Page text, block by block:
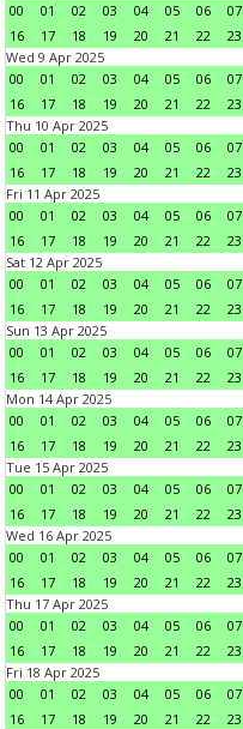
00
01 02 03 04 05 06 07
16
17 18 19 20 21 22
23
Wed 9 Apr 2025
00
01 02 03 04 05 06 07
16
17 18 19 20 21 22
23
Thu 10 Apr 2025
00
01 02 03 04 05 06 07
16
17 18 19 20 21 22
23
Fri 11 Apr 2025
00
01 02 03 04 05 06 07
16
17 18 19 20 21 22
23
Sat 12 Apr 2025
00
01 02 03 04 05 06 07
16
17 18 19 20 21 22
23
Sun 13 Apr 2025
00
01 02 03 04 05 06 07
16
17 18 19 20 21 22
23
Mon 14 Apr 2025
00
01 02 03 04 05 06 07
16
17 18 19 20 21 22
23
Tue 15 Apr 2025
00
01 02 03 04 05 06 07
16
17 18 19 20 21 22
23
Wed 16 Apr 2025
00
01 02 03 04 05 06 07
16
17 18 19 20 21 22
23
Thu 17 Apr 2025
00
01 02 03 04 05 06 07
16
17 18 19 20 21 22
23
Fri 18 Apr 2025
00
01 02 03 04 05 06 07
16
17 18 19 20 21 22
23